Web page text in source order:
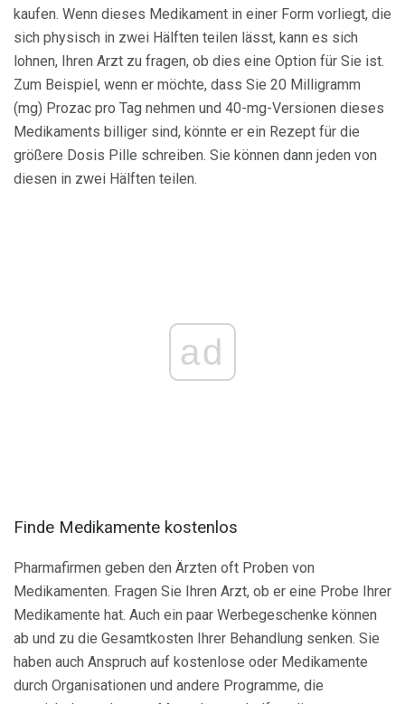
kaufen. Wenn dieses Medikament in einer Form vorliegt, die
sich physisch in zwei Hälften teilen lässt, kann es sich
lohnen, Ihren Arzt zu fragen, ob dies eine Option für Sie ist.
Zum Beispiel, wenn er möchte, dass Sie 20 Milligramm
(mg) Prozac pro Tag nehmen und 40-mg-Versionen dieses
Medikaments billiger sind, könnte er ein Rezept für die
größere Dosis Pille schreiben. Sie können dann jeden von
diesen in zwei Hälften teilen.
ad
Finde Medikamente kostenlos
Pharmafirmen geben den Ärzten oft Proben von
Medikamenten. Fragen Sie Ihren Arzt, ob er eine Probe Ihrer
Medikamente hat. Auch ein paar Werbegeschenke können
ab und zu die Gesamtkosten Ihrer Behandlung senken. Sie
haben auch Anspruch auf kostenlose oder Medikamente
durch Organisationen und andere Programme, die